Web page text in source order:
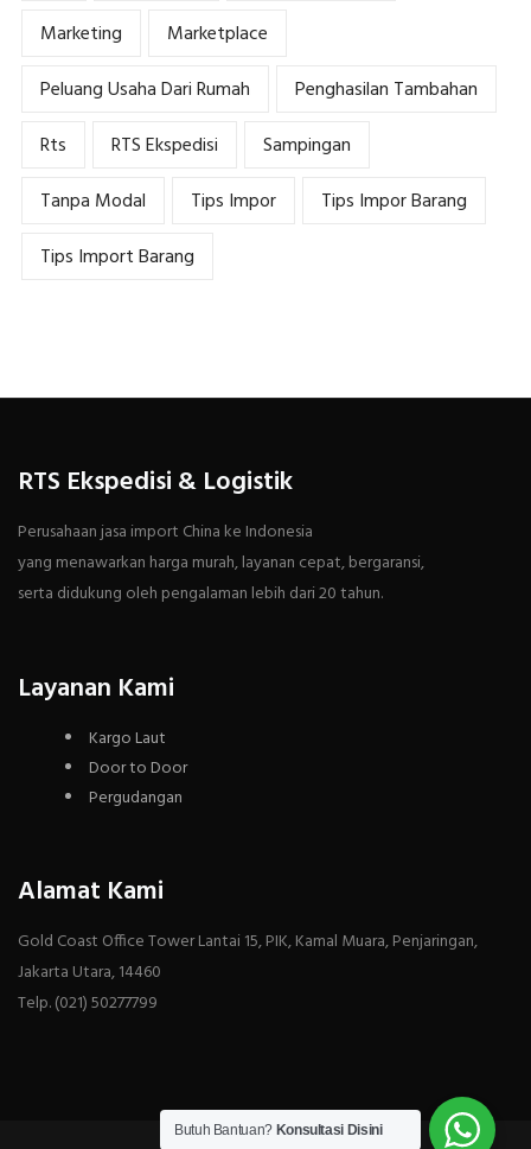
Marketing
Marketplace
Peluang Usaha Dari Rumah
Penghasilan Tambahan
Rts
RTS Ekspedisi
Sampingan
Tanpa Modal
Tips Impor
Tips Impor Barang
Tips Import Barang
RTS Ekspedisi & Logistik
Perusahaan jasa import China ke Indonesia
yang menawarkan harga murah, layanan cepat, bergaransi,
serta didukung oleh pengalaman lebih dari 20 tahun.
Layanan Kami
Kargo Laut
Door to Door
Pergudangan
Alamat Kami
Gold Coast Office Tower Lantai 15, PIK, Kamal Muara, Penjaringan,
Jakarta Utara, 14460
Telp. (021) 50277799
Butuh Bantuan? Konsultasi Disini